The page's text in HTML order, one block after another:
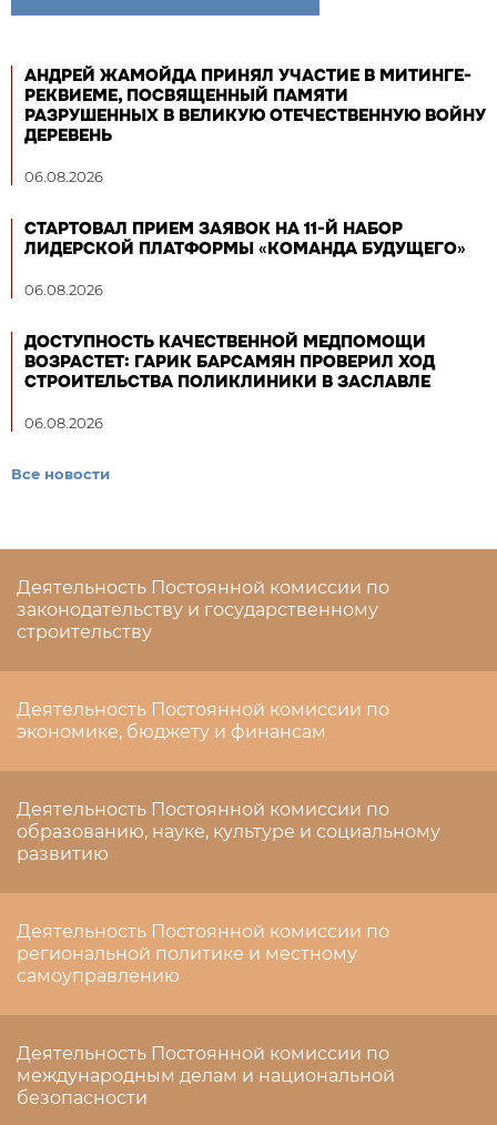
АНДРЕЙ ЖАМОЙДА ПРИНЯЛ УЧАСТИЕ В МИТИНГЕ-
РЕКВИЕМЕ, ПОСВЯЩЕННЫЙ ПАМЯТИ
РАЗРУШЕННЫХ В ВЕЛИКУЮ ОТЕЧЕСТВЕННУЮ ВОЙНУ
ДЕРЕВЕНЬ
06.08.2026
СТАРТОВАЛ ПРИЕМ ЗАЯВОК НА 11-Й НАБОР
ЛИДЕРСКОЙ ПЛАТФОРМЫ «КОМАНДА БУДУЩЕГО»
06.08.2026
ДОСТУПНОСТЬ КАЧЕСТВЕННОЙ МЕДПОМОЩИ
ВОЗРАСТЕТ: ГАРИК БАРСАМЯН ПРОВЕРИЛ ХОД
СТРОИТЕЛЬСТВА ПОЛИКЛИНИКИ В ЗАСЛАВЛЕ
06.08.2026
Все новости
Деятельность Постоянной комиссии по
законодательству и государственному
строительству
Деятельность Постоянной комиссии по
экономике, бюджету и финансам
Деятельность Постоянной комиссии по
образованию, науке, культуре и социальному
развитию
Деятельность Постоянной комиссии по
региональной политике и местному
самоуправлению
Деятельность Постоянной комиссии по
международным делам и национальной
безопасности